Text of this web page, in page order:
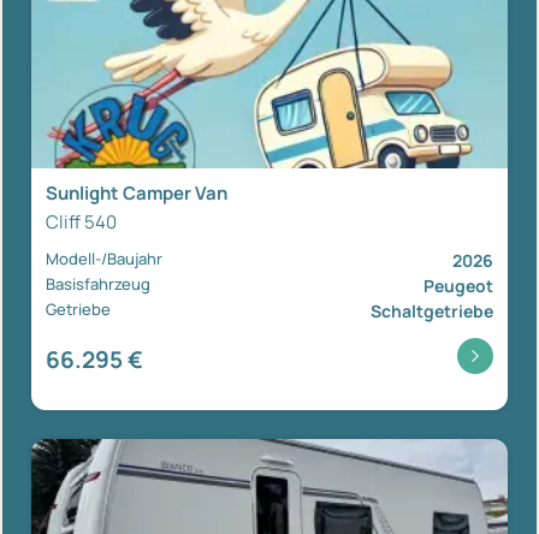
Sunlight Camper Van
Cliff 540
Modell-/Baujahr 2026
Basisfahrzeug Peugeot
Getriebe Schaltgetriebe
66.295 €